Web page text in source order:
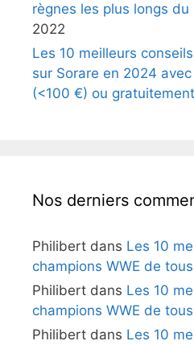
règnes les plus longs du
2022
Les 10 meilleurs
sur Sorare en 2024
(<100 €) ou
Nos derniers
Philibert dans Les 10
champions WWE de
Philibert dans Les 10
champions WWE de
Philibert dans Les 10